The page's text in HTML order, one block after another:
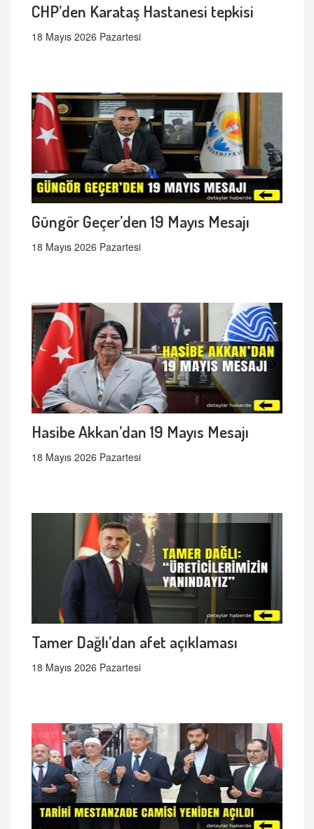
CHP’den Karataş Hastanesi tepkisi
18 Mayıs 2026 Pazartesi
Güngör Geçer’den 19 Mayıs Mesajı
18 Mayıs 2026 Pazartesi
Hasibe Akkan’dan 19 Mayıs Mesajı
18 Mayıs 2026 Pazartesi
Tamer Dağlı’dan afet açıklaması
18 Mayıs 2026 Pazartesi